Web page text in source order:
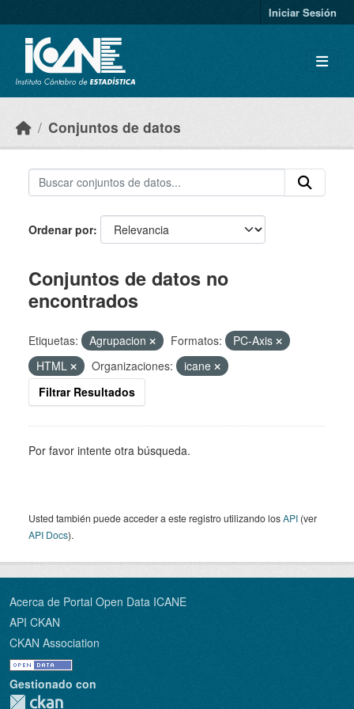
Iniciar Sesión
Conjuntos de datos
Ordenar por
Conjuntos de datos no
encontrados
Etiquetas: Agrupacion Formatos:
PC-Axis
HTML
Organizaciones:
icane
Filtrar Resultados
Por favor intente otra búsqueda.
Usted también puede acceder a este registro utilizando losAPI (ver
API Docs).
Acerca de Portal Open Data ICANE
API CKAN
CKAN Association
Gestionado con